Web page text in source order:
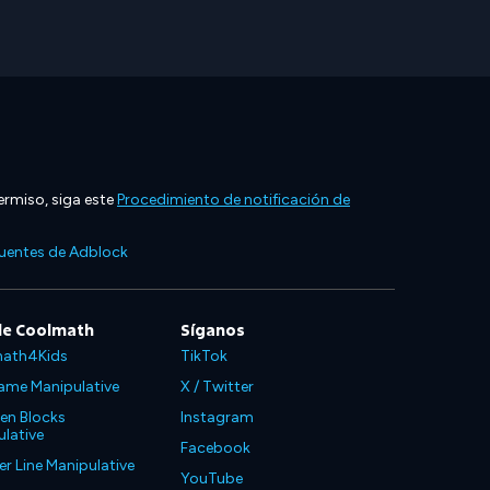
siga esteProcedimiento de notificación de
de Adblock
Coolmath
Manipulative
Blocks
Line Manipulative
Síganos
TikTok
X / Twitter
Instagram
Facebook
YouTube